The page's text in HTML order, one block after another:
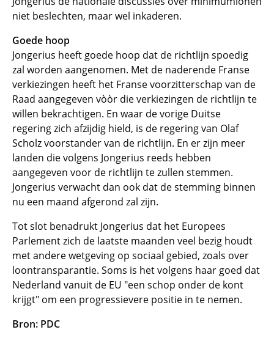
niet beslechten, maar wel inkaderen.
Goede hoop
Jongerius heeft goede hoop dat de richtlijn spoedig
zal worden aangenomen. Met de naderende Franse
verkiezingen heeft het Franse voorzitterschap van de
Raad aangegeven vòòr die verkiezingen de richtlijn te
willen bekrachtigen. En waar de vorige Duitse
regering zich afzijdig hield, is de regering van Olaf
Scholz voorstander van de richtlijn. En er zijn meer
landen die volgens Jongerius reeds hebben
aangegeven voor de richtlijn te zullen stemmen.
Jongerius verwacht dan ook dat de stemming binnen
nu een maand afgerond zal zijn.
Tot slot benadrukt Jongerius dat het Europees
Parlement zich de laatste maanden veel bezig houdt
met andere wetgeving op sociaal gebied, zoals over
loontransparantie. Soms is het volgens haar goed dat
Nederland vanuit de EU "een schop onder de kont
krijgt" om een progressievere positie in te nemen.
Bron: PDC